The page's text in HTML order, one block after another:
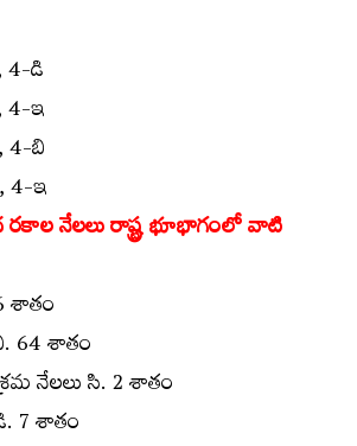
4-డి
4-ఇ
4-బి
4-ఇ
నేలలు రాష్ట్ర భూభాగంలో వాటి
శాతం
64 శాతం
నేలలు సి. 2 శాతం
7 శాతం